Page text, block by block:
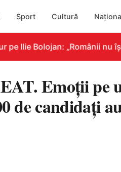
Sport Cultură
Ilie Bolojan: „Românii nu
Emoții pe
de candidați